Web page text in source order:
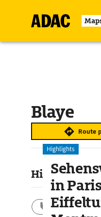
Blaye
Route
Highlights &
Aktivitäten
Highlights
in